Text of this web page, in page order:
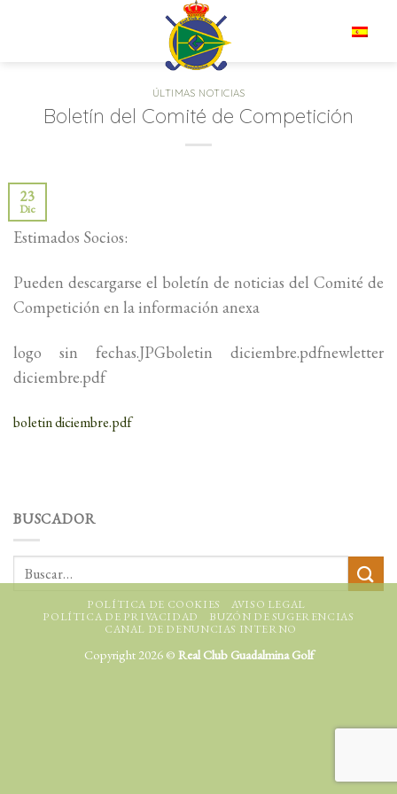
ÚLTIMAS NOTICIAS
Boletín del Comité de Competición
23
Dic
Estimados Socios:
Pueden descargarse el boletín de noticias del Comité de
Competición en la información anexa
logo sin fechas.JPGboletin diciembre.pdfnewletter
diciembre.pdf
boletin diciembre.pdf
BUSCADOR
POLÍTICA DE COOKIES
AVISO LEGAL
POLÍTICA DE PRIVACIDAD
BUZÓN DE SUGERENCIAS
CANAL DE DENUNCIAS INTERNO
Copyright 2026 © Real Club Guadalmina Golf